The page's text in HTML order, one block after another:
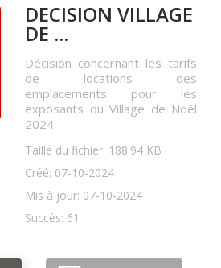
DECISION VILLAGE
DE ...
Décision concernant les tarifs
de locations des
emplacements pour les
exposants du Village de Noël
2024
Taille du fichier: 188.94 KB
Créé: 07-10-2024
Mis à jour: 07-10-2024
Succès: 61